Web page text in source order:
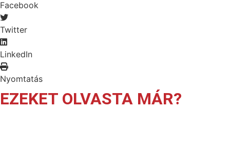
Facebook
Twitter
LinkedIn
Nyomtatás
EZEKET OLVASTA MÁR?